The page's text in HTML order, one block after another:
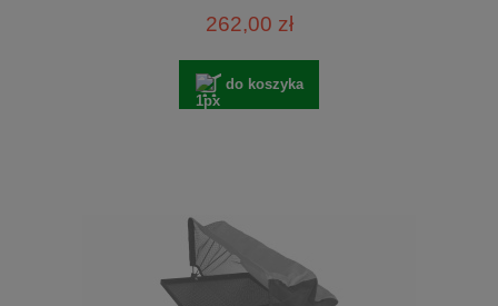
262,00 zł
do koszyka